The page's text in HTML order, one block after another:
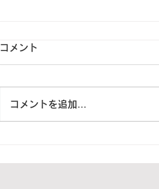
G様より2箱をご寄付頂きま
コメント
コメントを追加…